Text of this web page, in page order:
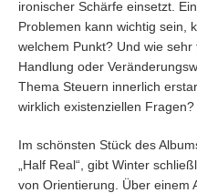
ironischer Schärfe einsetzt.
Problemen kann wichtig sein,
welchem Punkt? Und wie
Handlung oder
Thema Steuern innerlich
wirklich existenziellen Fragen?
Im schönsten Stück des
„Half Real“, gibt Winter
von Orientierung. Über einem